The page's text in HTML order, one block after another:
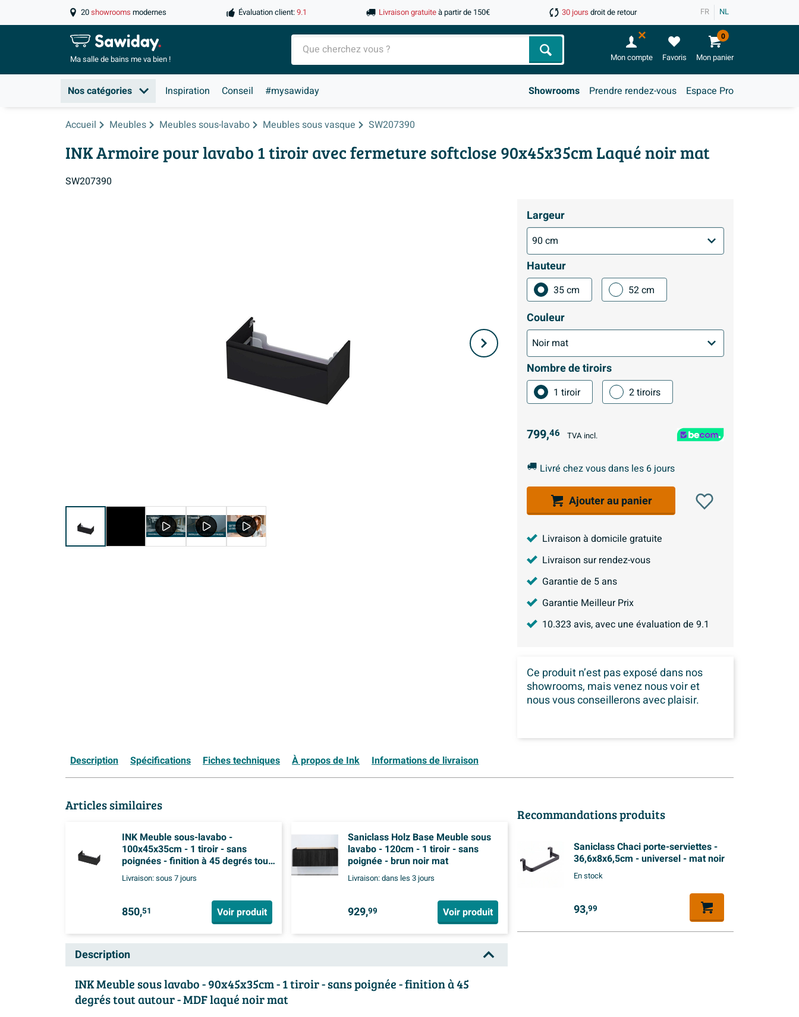
20showrooms modernes Évaluation client:9.1 Livraison gratuiteà partir de 150€ 30 jours droit de retour FR NL
Ma salle debains me va bien ! Chercher Mon compte Favoris Mon panier
0
Nos catégories Inspiration Conseil #mysawiday Showrooms Prendre rendez-vous Espace Pro
Accueil Meubles Meubles sous-lavabo Meubles sous vasque SW207390
INK Armoire pour lavabo 1 tiroir avec fermeture softclose 90x45x35cm Laqué noir mat
SW207390
Largeur
Hauteur
35 cm 52 cm
Couleur
Nombre de tiroirs
1 tiroir 2 tiroirs
799,46 TVA incl.
Livré chez vous dans les 6 jours
Ajouter au panier
Livraison à domicile gratuite
Livraison sur rendez-vous
Garantie de 5 ans
Garantie Meilleur Prix
10.323 avis, avec une évaluation de 9.1
Ce produit n’est pas exposé dansnos
showrooms, mais venez nous voir et
nous vous conseillerons avec plaisir.
Description Spécifications Fiches techniques À propos de Ink Informations de livraison
Articles similaires
INK Meuble sous-lavabo -
100x45x35cm - 1 tiroir - sans
poignées - finition à 45 degrés tout
autour - MDF laqué noir mat
Livraison:sous 7 jours
850,51 Voir produit
Saniclass Holz Base Meuble sous
lavabo - 120cm - 1 tiroir - sans
poignée - brun noir mat
Livraison:dans les 3 jours
929,99 Voir produit
Description
INK Meuble sous lavabo - 90x45x35cm - 1 tiroir - sans poignée - finition à 45
degrés tout autour - MDF laqué noir mat
Recommandations produits
Saniclass Chaci porte-serviettes -
36,6x8x6,5cm - universel - mat noir
En stock
93,99